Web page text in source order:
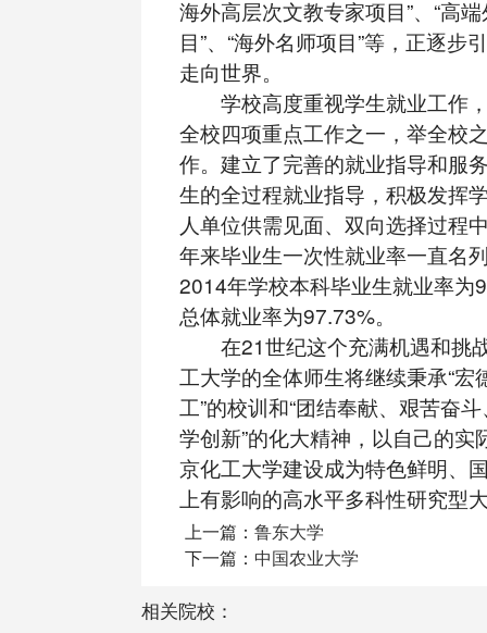
海外高层次文教专家项目”、“高
目”、“海外名师项目”等，正逐步
走向世界。
学校高度重视学生就业工作
全校四项重点工作之一，举全校
作。建立了完善的就业指导和服
生的全过程就业指导，积极发挥
人单位供需见面、双向选择过程
年来毕业生一次性就业率一直名
2014年学校本科毕业生就业率为
总体就业率为97.73%。
在21世纪这个充满机遇和挑
工大学的全体师生将继续秉承“宏
工”的校训和“团结奉献、艰苦奋
学创新”的化大精神，以自己的实
京化工大学建设成为特色鲜明、
上有影响的高水平多科性研究型
上一篇： 鲁东大学
下一篇： 中国农业大学
相关院校：